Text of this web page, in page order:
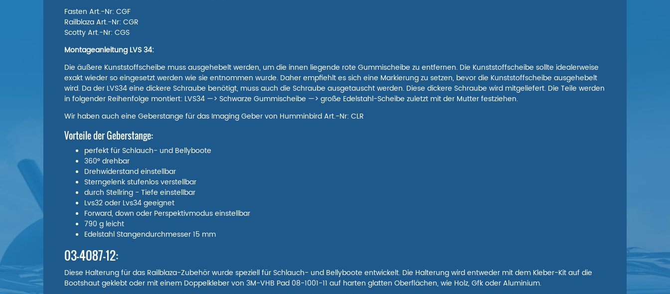
Fasten Art.-Nr: CGF
Railblaza Art.-Nr: CGR
Scotty Art.-Nr: CGS
Montageanleitung LVS 34:
Die äußere Kunststoffscheibe muss ausgehebelt werden, um die innen liegende rote Gummischeibe zu entfernen. Die Kunststoffscheibe sollte idealerweise
exakt wieder so eingesetzt werden wie sie entnommen wurde. Daher empfiehlt es sich eine Markierung zu setzen, bevor die Kunststoffscheibe ausgehebelt
wird. Da der LVS34 eine dickere Schraube benötigt, muss auch die Schraube ausgetauscht werden. Diese dickere Schraube wird mitgeliefert. Die Teile werden
in folgender Reihenfolge montiert: LVS34 —> Schwarze Gummischeibe —> große Edelstahl-Scheibe zuletzt mit der Mutter festziehen.
Wir haben auch eine Geberstange für das Imaging Geber von Humminbird Art.-Nr: CLR
Vorteile der Geberstange:
perfekt für Schlauch- und Bellyboote
360° drehbar
Drehwiderstand einstellbar
Sterngelenk stufenlos verstellbar
durch Stellring - Tiefe einstellbar
Lvs32 oder Lvs34 geeignet
Forward, down oder Perspektivmodus einstellbar
790 g leicht
Edelstahl Stangendurchmesser 15 mm
03-4087-12:
Diese Halterung für das Railblaza-Zubehör wurde speziell für Schlauch- und Bellyboote entwickelt. Die Halterung wird entweder mit dem Kleber-Kit auf die
Bootshaut geklebt oder mit einem Doppelkleber von 3M-VHB Pad 08-1001-11 auf harten glatten Oberflächen, wie Holz, Gfk oder Aluminium.